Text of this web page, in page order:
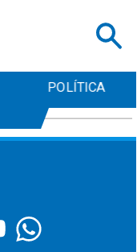
POLÍTICA